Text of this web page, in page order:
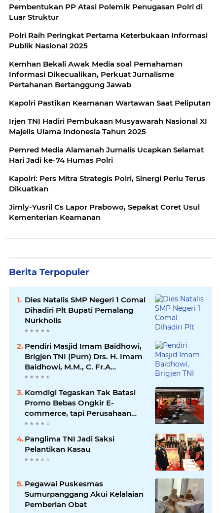
Pembentukan PP Atasi Polemik Penugasan Polri di
Luar Struktur
Polri Raih Peringkat Pertama Keterbukaan Informasi
Publik Nasional 2025
Kemhan Bekali Awak Media soal Pemahaman
Informasi Dikecualikan, Perkuat Jurnalisme
Pertahanan Bertanggung Jawab
Kapolri Pastikan Keamanan Wartawan Saat Peliputan
Irjen TNI Hadiri Pembukaan Musyawarah Nasional XI
Majelis Ulama Indonesia Tahun 2025
Pemred Media Alamanah Jurnalis Ucapkan Selamat
Hari Jadi ke-74 Humas Polri
Kapolri: Pers Mitra Strategis Polri, Sinergi Perlu Terus
Dikuatkan
Jimly-Yusril Cs Lapor Prabowo, Sepakat Coret Usul
Kementerian Keamanan
Berita Terpopuler
Dies Natalis SMP Negeri 1 Comal
Dihadiri Plt Bupati Pemalang
Nurkholis
Pendiri Masjid Imam Baidhowi,
Brigjen TNI (Purn) Drs. H. Imam
Baidhowi, M.M., C. Fr.A
Mengucapkan Selamat Idul Fitri
1445 H
Komdigi Tegaskan Tak Batasi
Promo Bebas Ongkir E-
commerce, tapi Perusahaan
Kurir
Panglima TNI Jadi Saksi
Pelantikan Kasau
Pegawai Puskesmas
Sumurpanggang Akui Kelalaian
Pemberian Obat